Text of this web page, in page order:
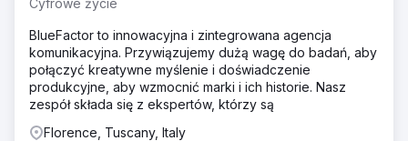
Cyfrowe życie
BlueFactor to innowacyjna i zintegrowana agencja
komunikacyjna. Przywiązujemy dużą wagę do badań, aby
połączyć kreatywne myślenie i doświadczenie
produkcyjne, aby wzmocnić marki i ich historie. Nasz
zespół składa się z ekspertów, którzy są
Florence, Tuscany, Italy